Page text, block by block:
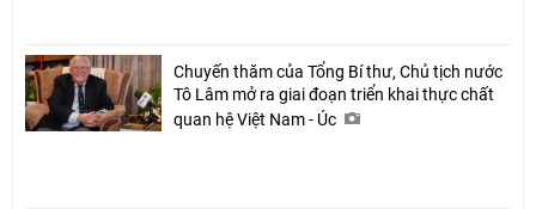
Chuyến thăm của Tổng Bí thư, Chủ tịch nước
Tô Lâm mở ra giai đoạn triển khai thực chất
quan hệ Việt Nam - Úc